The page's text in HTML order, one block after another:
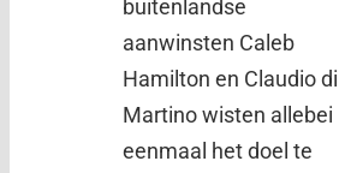
buitenlandse
aanwinsten Caleb
Hamilton en Claudio di
Martino wisten allebei
eenmaal het doel te